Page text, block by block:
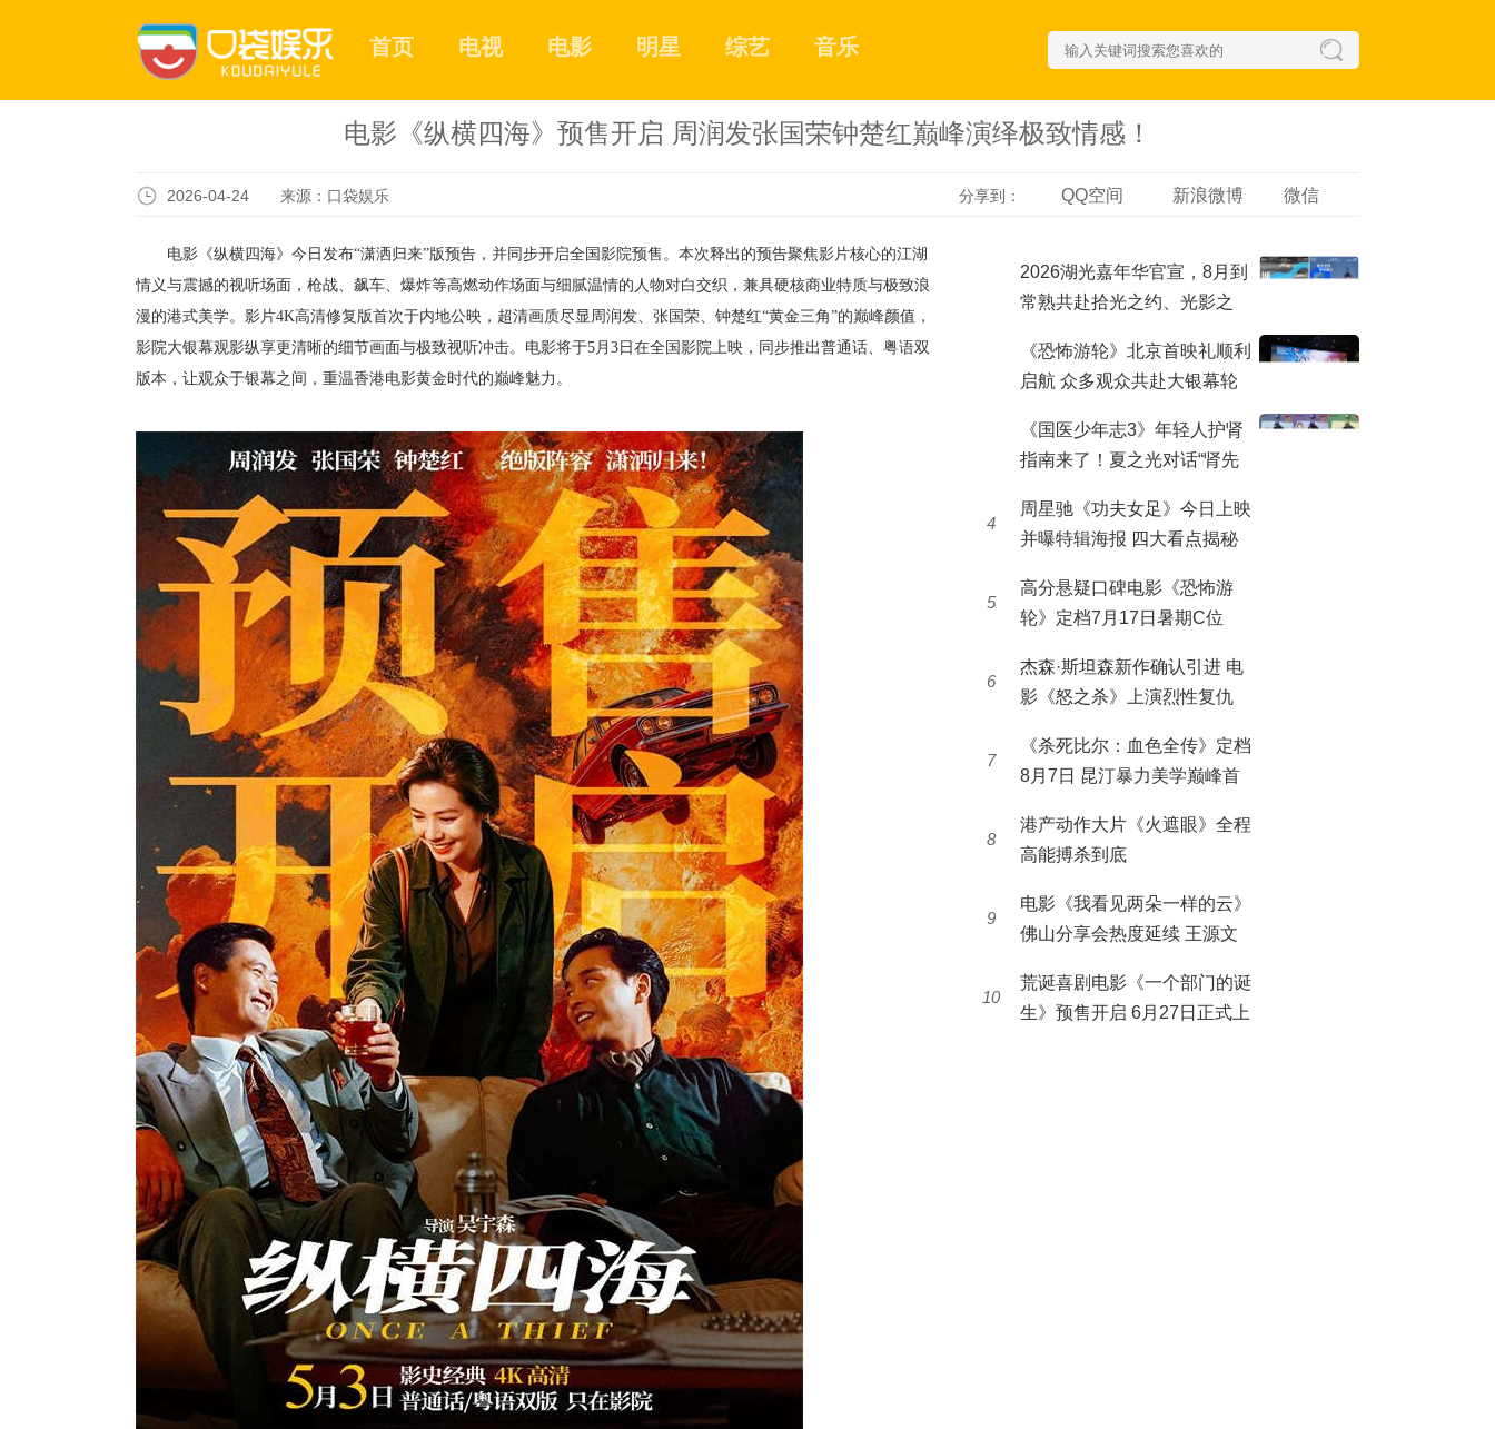
首页 电视 电影 明星 综艺 音乐
电影《纵横四海》预售开启 周润发张国荣钟楚红巅峰演绎极致情感！
2026-04-24 来源：口袋娱乐 微信
新浪微博
QQ空间
分享到：
电影《纵横四海》今日发布“潇洒归来”版预告，并同步开启全国影院预售。本次释出的预告聚焦影片核心的江湖
情义与震撼的视听场面，枪战、飙车、爆炸等高燃动作场面与细腻温情的人物对白交织 ， 兼具硬核商业特质与极致浪
漫的港式美学。 影片4K高清修复 版首次于内地公映，超清画质尽显 周润发、 张国荣、 钟楚红“黄金三角”的巅峰颜值，
影院大银幕观影纵享更清晰的细节画面与极致视听冲击。电影将于5月 3日在全国影院上映 ，同步推出普通话、粤语双
版本，让观众于银幕之间，重温香港电影黄金时代的巅峰魅力。
2026湖光嘉年华官宣，8月到
常熟共赴拾光之约、光影之
《恐怖游轮》北京首映礼顺利
启航 众多观众共赴大银幕轮
《国医少年志3》年轻人护肾
指南来了！夏之光对话“肾先
4
周星驰《功夫女足》今日上映
并曝特辑海报 四大看点揭秘
5
高分悬疑口碑电影《恐怖游
轮》定档7月17日暑期C位
6
杰森·斯坦森新作确认引进 电
影《怒之杀》上演烈性复仇
7
《杀死比尔：血色全传》定档
8月7日 昆汀暴力美学巅峰首
8
港产动作大片《火遮眼》全程
高能搏杀到底
9
电影《我看见两朵一样的云》
佛山分享会热度延续 王源文
10
荒诞喜剧电影《一个部门的诞
生》预售开启 6月27日正式上